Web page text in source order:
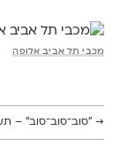
מכבי תל אביב אלופה
→״סוב־סוב־סוב״ – תערוכת